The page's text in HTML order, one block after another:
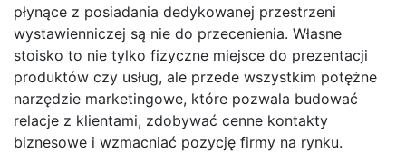
płynące z posiadania dedykowanej przestrzeni
wystawienniczej są nie do przecenienia. Własne
stoisko to nie tylko fizyczne miejsce do prezentacji
produktów czy usług, ale przede wszystkim potężne
narzędzie marketingowe, które pozwala budować
relacje z klientami, zdobywać cenne kontakty
biznesowe i wzmacniać pozycję firmy na rynku.